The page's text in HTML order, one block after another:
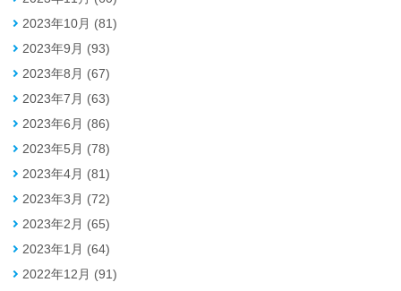
2023年10月 (81)
2023年9月 (93)
2023年8月 (67)
2023年7月 (63)
2023年6月 (86)
2023年5月 (78)
2023年4月 (81)
2023年3月 (72)
2023年2月 (65)
2023年1月 (64)
2022年12月 (91)